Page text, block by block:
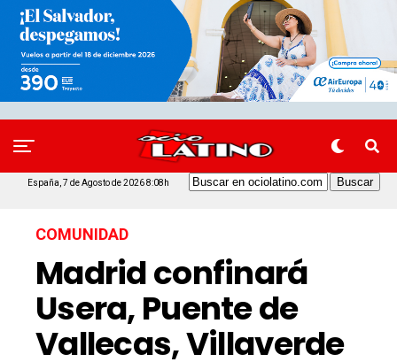
España, 7 de Agosto de 2026 8:08h
COMUNIDAD
Madrid confinará
Usera, Puente de
Vallecas, Villaverde